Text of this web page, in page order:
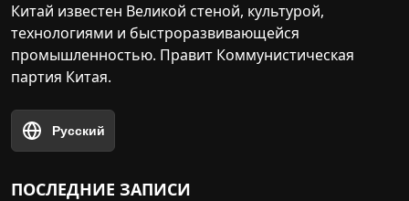
Китай известен Великой стеной, культурой,
технологиями и быстроразвивающейся
промышленностью. Правит Коммунистическая
партия Китая.
Русский
ПОСЛЕДНИЕ ЗАПИСИ